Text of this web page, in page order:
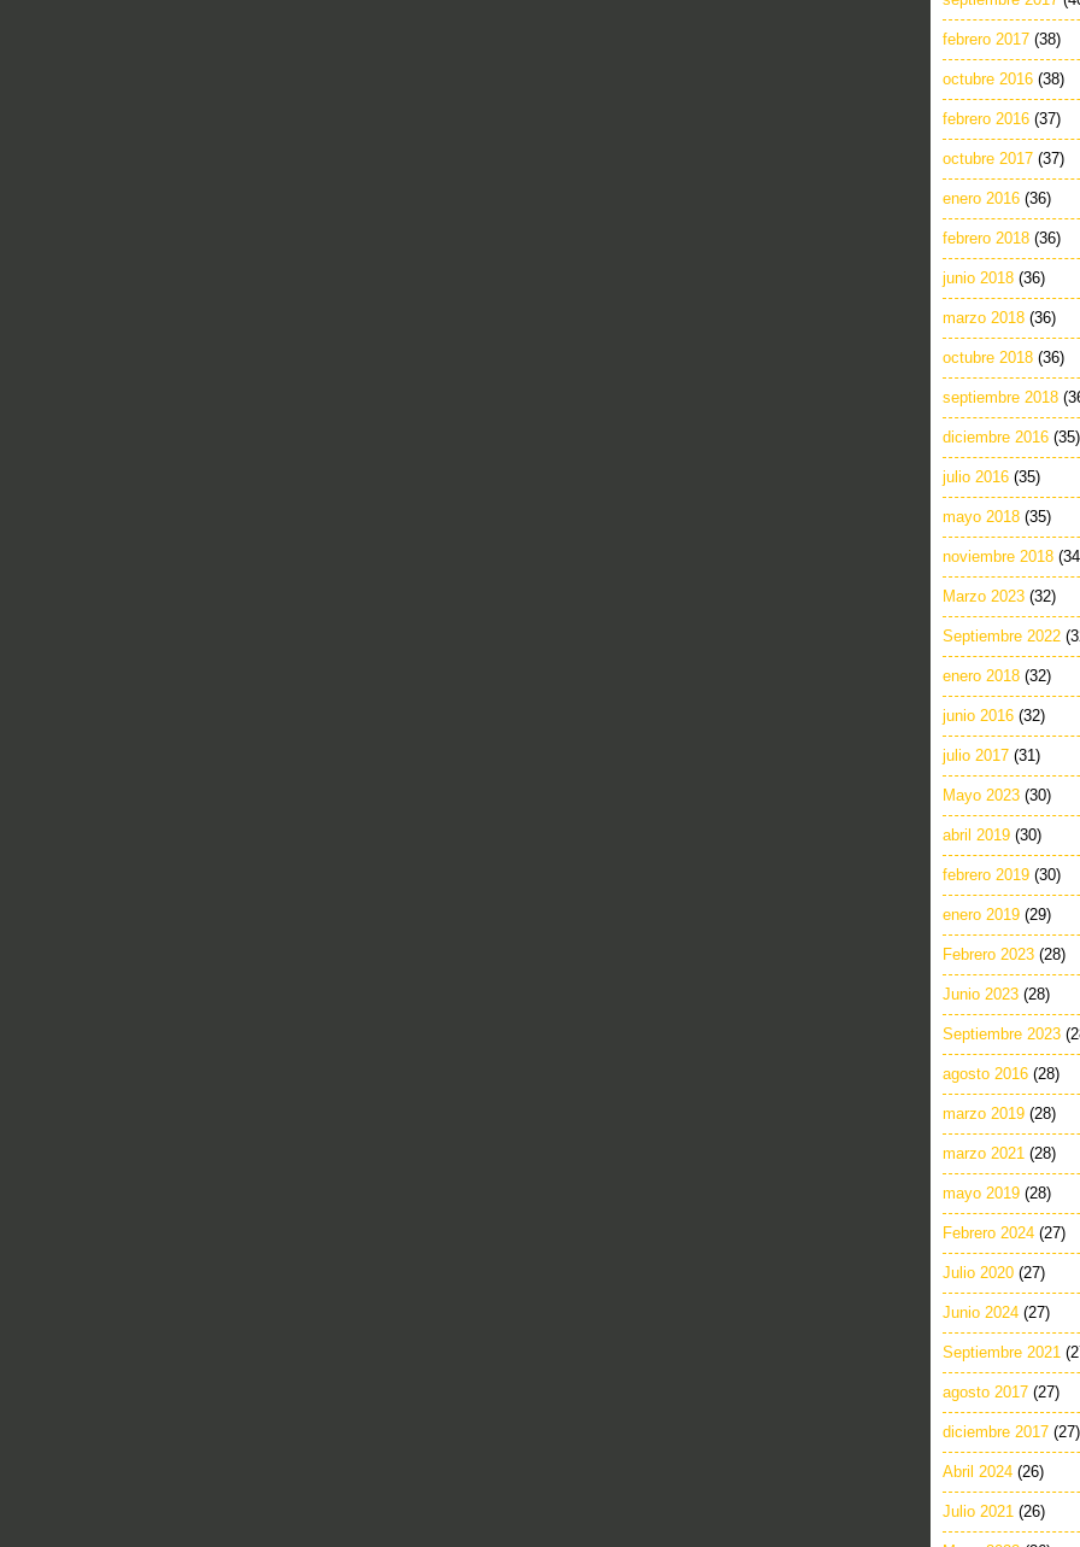
febrero 2017 (38)
octubre 2016 (38)
febrero 2016 (37)
octubre 2017 (37)
enero 2016 (36)
febrero 2018 (36)
junio 2018 (36)
marzo 2018 (36)
octubre 2018 (36)
septiembre 2018
diciembre 2016 (35)
julio 2016 (35)
mayo 2018 (35)
noviembre 2018
Marzo 2023 (32)
Septiembre 2022
enero 2018 (32)
junio 2016 (32)
julio 2017 (31)
Mayo 2023 (30)
abril 2019 (30)
febrero 2019 (30)
enero 2019 (29)
Febrero 2023 (28)
Junio 2023 (28)
Septiembre 2023
agosto 2016 (28)
marzo 2019 (28)
marzo 2021 (28)
mayo 2019 (28)
Febrero 2024 (27)
Julio 2020 (27)
Junio 2024 (27)
Septiembre 2021
agosto 2017 (27)
diciembre 2017 (27)
Abril 2024 (26)
Julio 2021 (26)